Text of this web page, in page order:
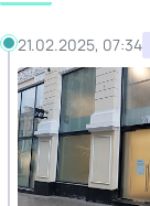
21.02.2025, 07:34